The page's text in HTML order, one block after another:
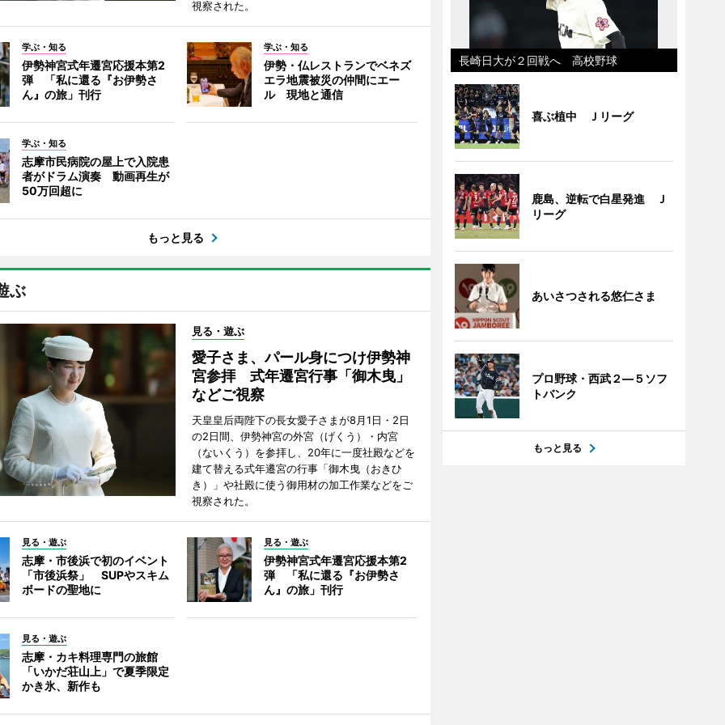
視察された。
学ぶ・知る
伊勢神宮式年遷宮応援本第2
弾 「私に還る『お伊勢さ
ん』の旅」刊行
学ぶ・知る
伊勢・仏レストランでベネズ
エラ地震被災の仲間にエー
ル 現地と通信
学ぶ・知る
志摩市民病院の屋上で入院患
者がドラム演奏 動画再生が
50万回超に
もっと見る
ぶ
見る・遊ぶ
愛子さま、パール身につけ伊勢神
宮参拝 式年遷宮行事「御木曳」
などご視察
天皇皇后両陛下の長女愛子さまが8月1日・2日
の2日間、伊勢神宮の外宮（げくう）・内宮
（ないくう）を参拝し、20年に一度社殿などを
建て替える式年遷宮の行事「御木曳（おきひ
き）」や社殿に使う御用材の加工作業などをご
視察された。
見る・遊ぶ
志摩・市後浜で初のイベント
「市後浜祭」 SUPやスキム
ボードの聖地に
見る・遊ぶ
伊勢神宮式年遷宮応援本第2
弾 「私に還る『お伊勢さ
ん』の旅」刊行
見る・遊ぶ
志摩・カキ料理専門の旅館
「いかだ荘山上」で夏季限定
かき氷、新作も
長崎日大が２回戦へ 高校野球
喜ぶ植中 Ｊリーグ
鹿島、逆転で白星発進 Ｊ
リーグ
あいさつされる悠仁さま
プロ野球・西武２―５ソフ
トバンク
もっと見る